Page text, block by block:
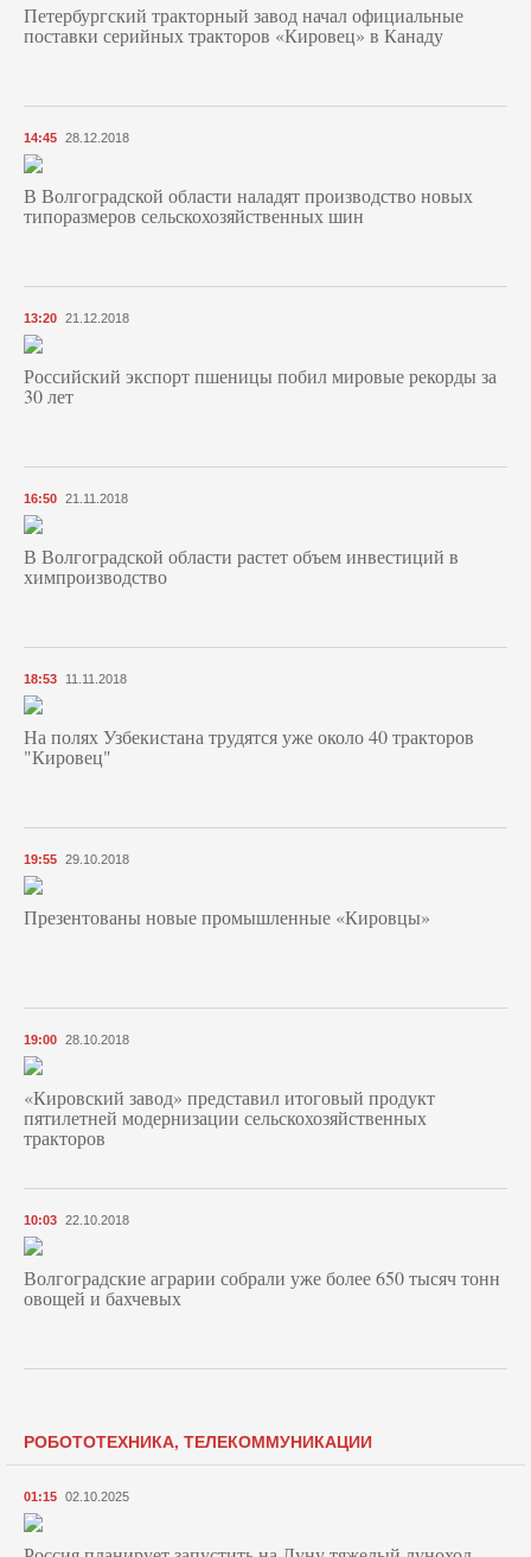
Петербургский тракторный завод начал официальные
поставки серийных тракторов «Кировец» в Канаду
14:45 28.12.2018
В Волгоградской области наладят производство новых
типоразмеров сельскохозяйственных шин
13:20 21.12.2018
Российский экспорт пшеницы побил мировые рекорды за
30 лет
16:50 21.11.2018
В Волгоградской области растет объем инвестиций в
химпроизводство
18:53 11.11.2018
На полях Узбекистана трудятся уже около 40 тракторов
"Кировец"
19:55 29.10.2018
Презентованы новые промышленные «Кировцы»
19:00 28.10.2018
«Кировский завод» представил итоговый продукт
пятилетней модернизации сельскохозяйственных
тракторов
10:03 22.10.2018
Волгоградские аграрии собрали уже более 650 тысяч тонн
овощей и бахчевых
РОБОТОТЕХНИКА, ТЕЛЕКОММУНИКАЦИИ
01:15 02.10.2025